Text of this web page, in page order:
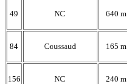
49 NC 640 m
84 Coussaud 165 m
156 NC 240 m